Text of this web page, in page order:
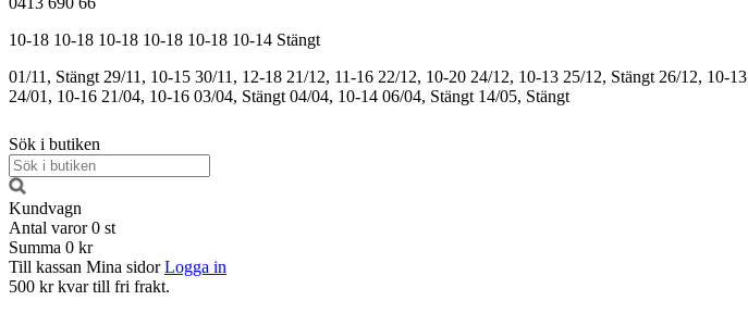
10-18 10-18 10-18 10-18 10-18 10-14 Stängt
01/11, Stängt 29/11, 10-15 30/11, 12-18 21/12, 11-16 22/12, 10-20 24/12, 10-13 25/12, Stängt 26/12, 10-13
24/01, 10-16 21/04, 10-16 03/04, Stängt 04/04, 10-14 06/04, Stängt 14/05, Stängt
Sök i butiken
Kundvagn
Antal varor 0 st
Summa 0 kr
Till kassan Mina sidor Logga in
500 kr kvar till fri frakt.